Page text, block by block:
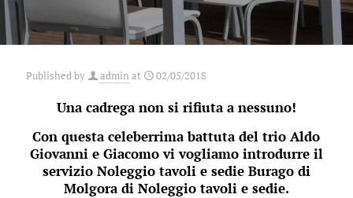
Published by admin at 02/05/2018
Una cadrega non si rifiuta a nessuno!
Con questa celeberrima battuta del trio Aldo
Giovanni e Giacomo vi vogliamo introdurre il
servizio Noleggio tavoli e sedie Burago di
Molgora di Noleggio tavoli e sedie.